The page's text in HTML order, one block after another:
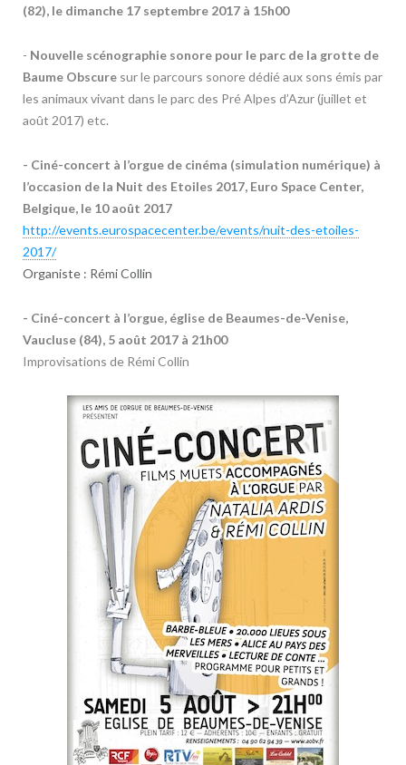
(82), le dimanche 17 septembre 2017 à 15h00
- Nouvelle scénographie sonore pour le parc de la grotte de
Baume Obscure sur le parcours sonore dédié aux sons émis par
les animaux vivant dans le parc des Pré Alpes d’Azur (juillet et
août 2017) etc.
- Ciné-concert à l’orgue de cinéma (simulation numérique) à
l’occasion de la Nuit des Etoiles 2017, Euro Space Center,
Belgique, le 10 août 2017
http://events.eurospacecenter.be/events/nuit-des-etoiles-
2017/
Organiste : Rémi Collin
- Ciné-concert à l’orgue, église de Beaumes-de-Venise,
Vaucluse (84), 5 août 2017 à 21h00
Improvisations de Rémi Collin